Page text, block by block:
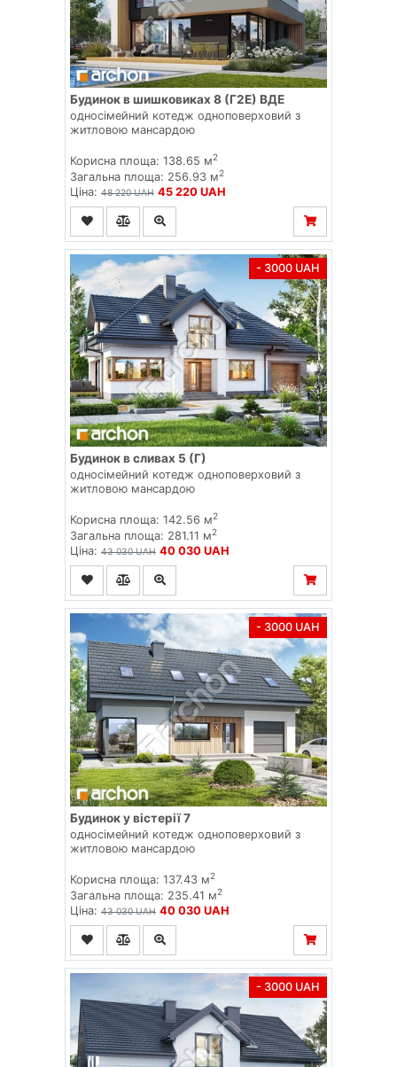
Будинок в шишковиках 8 (Г2E) ВДЕ
односімейний котедж одноповерховий з
житловою мансардою
Корисна площа: 138.65 м2
Загальна площа: 256.93 м2
Ціна: 48 220 UAH 45 220 UAH
- 3000 UAH
Будинок в сливах 5 (Г)
односімейний котедж одноповерховий з
житловою мансардою
Корисна площа: 142.56 м2
Загальна площа: 281.11 м2
Ціна: 43 030 UAH 40 030 UAH
- 3000 UAH
Будинок у вістерії 7
односімейний котедж одноповерховий з
житловою мансардою
Корисна площа: 137.43 м2
Загальна площа: 235.41 м2
Ціна: 43 030 UAH 40 030 UAH
- 3000 UAH